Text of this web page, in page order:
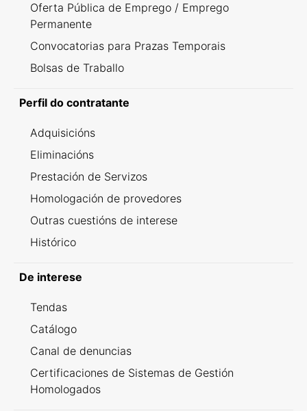
Oferta Pública de Emprego / Emprego
Permanente
Convocatorias para Prazas Temporais
Bolsas de Traballo
Perfil do contratante
Adquisicións
Eliminacións
Prestación de Servizos
Homologación de provedores
Outras cuestións de interese
Histórico
De interese
Tendas
Catálogo
Canal de denuncias
Certificaciones de Sistemas de Gestión
Homologados